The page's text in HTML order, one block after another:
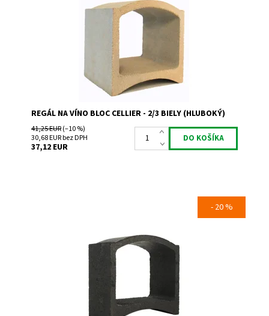
Skladem 1
TBL
Bloc Cellier
REGÁL NA VÍNO BLOC CELLIER - 2/3 BIELY (HLUBOKÝ)
41,25 EUR(–10 %)
30,68 EUR bez DPH
37,12 EUR
- 20 %
Skladem 1
TA
Bloc Cellier